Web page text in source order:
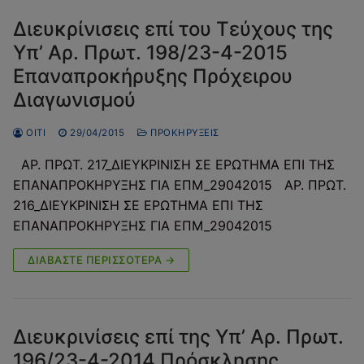
Διευκρίνισεις επί του Τεύχους της
Υπ’ Αρ. Πρωτ. 198/23-4-2015
Επαναπροκήρυξης Πρόχειρου
Διαγωνισμού
OITI 29/04/2015 ΠΡΟΚΗΡΎΞΕΙΣ
ΑΡ. ΠΡΩΤ. 217_ΔΙΕΥΚΡΙΝΙΣΗ ΣΕ ΕΡΩΤΗΜΑ ΕΠΙ ΤΗΣ
ΕΠΑΝΑΠΡΟΚΗΡΥΞΗΣ ΓΙΑ ΕΠΜ_29042015 ΑΡ. ΠΡΩΤ.
216_ΔΙΕΥΚΡΙΝΙΣΗ ΣΕ ΕΡΩΤΗΜΑ ΕΠΙ ΤΗΣ
ΕΠΑΝΑΠΡΟΚΗΡΥΞΗΣ ΓΙΑ ΕΠΜ_29042015
ΔΙΑΒΆΣΤΕ ΠΕΡΙΣΣΌΤΕΡΑ →
Διευκρινίσεις επί της Υπ’ Αρ. Πρωτ.